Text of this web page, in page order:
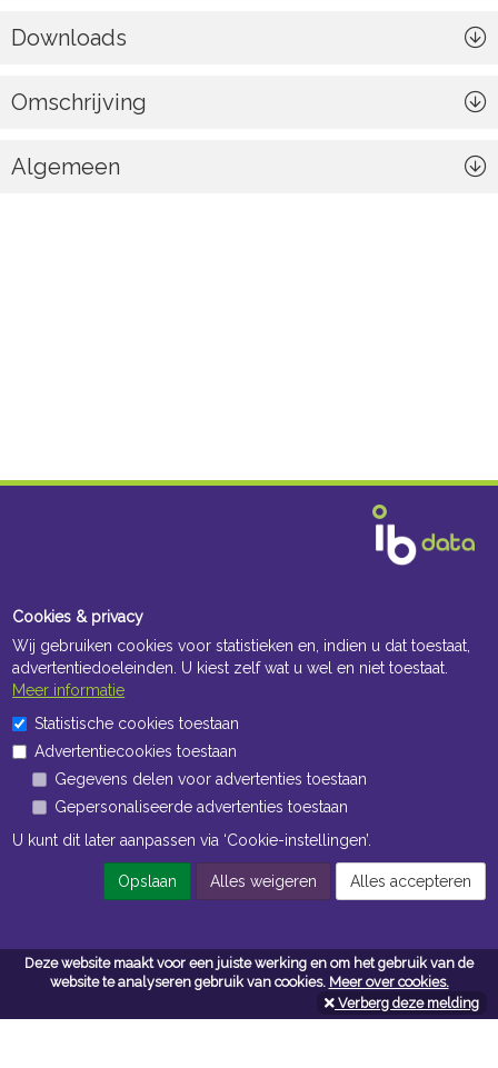
Deze website maakt voor een juiste werking en om het gebruik van de
website te analyseren gebruik van cookies. Meer over cookies.
Verberg deze melding
Downloads
Omschrijving
Algemeen
Openingstijden Kantoor
Openingstijden Magazijn
Navigatie
Algemene voorwaarden
Privacy
Cookies & privacy
Wij gebruiken cookies voor statistieken en, indien u dat toestaat,
advertentiedoeleinden. U kiest zelf wat u wel en niet toestaat.
Meer informatie
Statistische cookies toestaan
Advertentiecookies toestaan
Gegevens delen voor advertenties toestaan
Gepersonaliseerde advertenties toestaan
U kunt dit later aanpassen via ‘Cookie-instellingen’.
Opslaan Alles weigeren Alles accepteren